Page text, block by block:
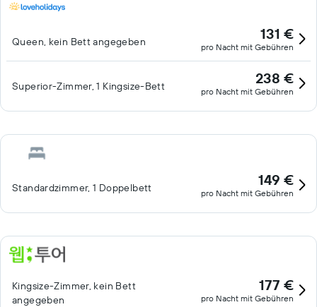
Queen, kein Bett angegeben 131 €
pro Nacht mit Gebühren
Superior-Zimmer, 1 Kingsize-Bett 238 €
pro Nacht mit Gebühren
Standardzimmer, 1 Doppelbett 149 €
pro Nacht mit Gebühren
Kingsize-Zimmer, kein Bett
angegeben
177 €
pro Nacht mit Gebühren